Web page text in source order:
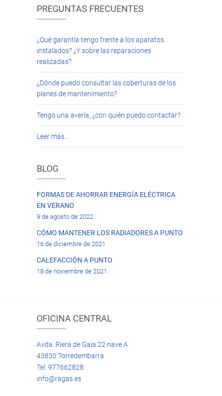
PREGUNTAS FRECUENTES
¿Qué garantía tengo frente a los aparatos
instalados? ¿Y sobre las reparaciones
realizadas?
¿Dónde puedo consultar las coberturas de los
planes de mantenimiento?
Tengo una avería, ¿con quién puedo contactar?
Leer más…
BLOG
FORMAS DE AHORRAR ENERGÍA ELÉCTRICA
EN VERANO
9 de agosto de 2022
CÓMO MANTENER LOS RADIADORES A PUNTO
16 de diciembre de 2021
CALEFACCIÓN A PUNTO
18 de noviembre de 2021
OFICINA CENTRAL
Avda. Riera de Gaia 22 nave A
43830 Torredembarra
Tel: 977662828
info@ragas.es